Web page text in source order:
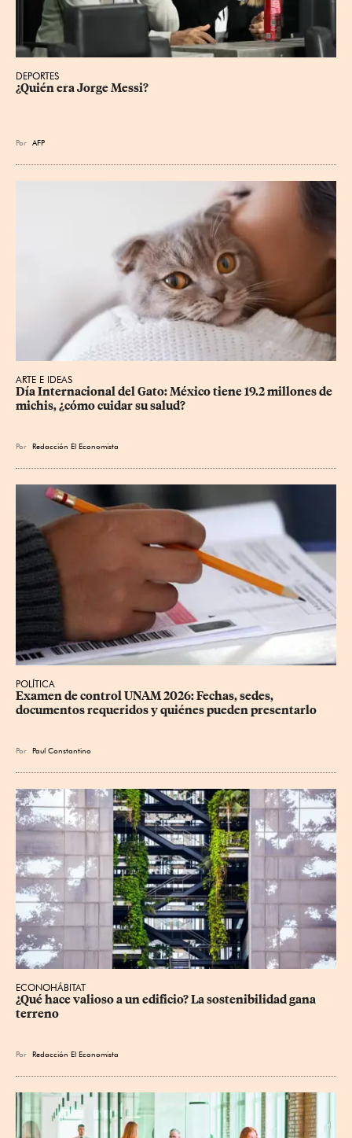
DEPORTES
¿Quién era Jorge Messi?
Por AFP
ARTE E IDEAS
Día Internacional del Gato: México tiene 19.2 millones de
michis, ¿cómo cuidar su salud?
Por Redacción El Economista
POLÍTICA
Examen de control UNAM 2026: Fechas, sedes,
documentos requeridos y quiénes pueden presentarlo
Por Paul Constantino
ECONOHÁBITAT
¿Qué hace valioso a un edificio? La sostenibilidad gana
terreno
Por Redacción El Economista